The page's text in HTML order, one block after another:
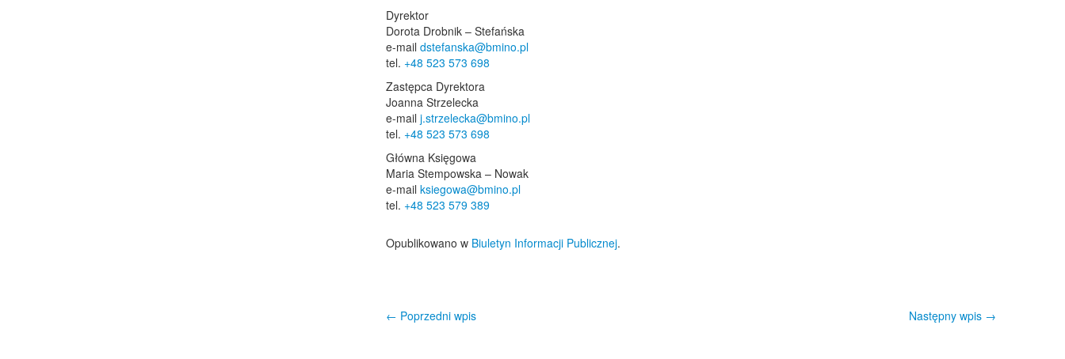
Dyrektor
Dorota Drobnik – Stefańska
e-mail dstefanska@bmino.pl
tel. +48 523 573 698
Zastępca Dyrektora
Joanna Strzelecka
e-mail j.strzelecka@bmino.pl
tel. +48 523 573 698
Główna Księgowa
Maria Stempowska – Nowak
e-mail ksiegowa@bmino.pl
tel. +48 523 579 389
Opublikowano w Biuletyn Informacji Publicznej.
Nawigacja wpisu
Następny wpis →
← Poprzedni wpis